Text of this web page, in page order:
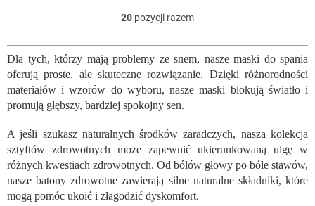
K
n
t
r
o
l
i
l
i
s
t
y
20 pozycji razem
Dla tych, którzy mają problemy ze snem, nasze maski do spania
oferują proste, ale skuteczne rozwiązanie. Dzięki różnorodności
materiałów i wzorów do wyboru, nasze maski blokują światło i
promują głębszy, bardziej spokojny sen.
A jeśli szukasz naturalnych środków zaradczych, nasza kolekcja
sztyftów zdrowotnych może zapewnić ukierunkowaną ulgę w
różnych kwestiach zdrowotnych. Od bólów głowy po bóle stawów,
nasze batony zdrowotne zawierają silne naturalne składniki, które
mogą pomóc ukoić i złagodzić dyskomfort.